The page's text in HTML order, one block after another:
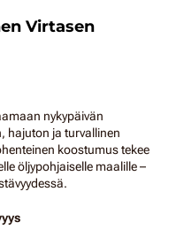
Virtasen
nykypäivän
hajuton ja turvallinen
koostumus tekee
öljypohjaiselle maalille –